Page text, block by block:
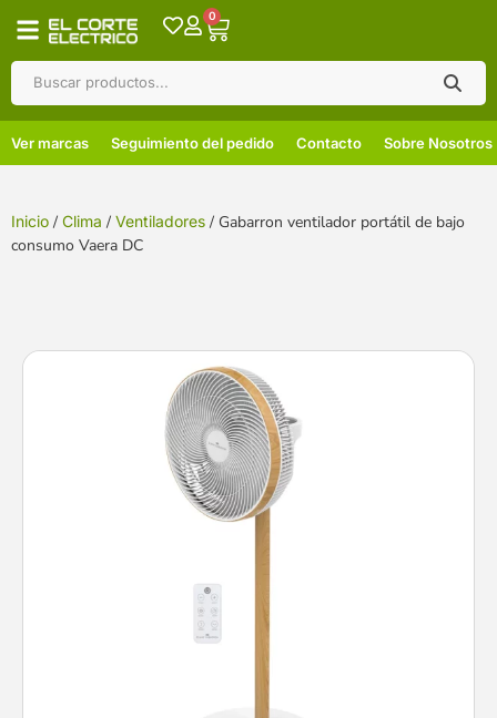
0
Ver marcas Seguimiento del pedido Contacto Sobre Nosotros
Inicio / Clima / Ventiladores / Gabarron ventilador portátil de bajo
consumo Vaera DC